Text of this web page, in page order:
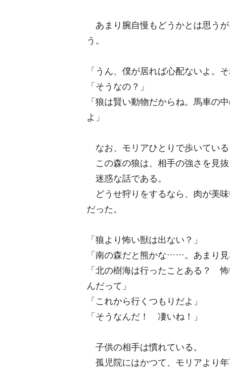
あまり腕自慢もどうかとは思う
う。
「うん、僕が居れば心配ないよ。
「そうなの？」
「狼は賢い動物だからね。馬車の
よ」
なお、モリアひとりで歩いている
この森の狼は、相手の強さを見抜
迷惑な話である。
どうせ狩りをするなら、肉が美
だった。
「狼より怖い獣は出ない？」
「南の森だと熊かな……。あまり見
「北の樹海は行ったことある？
んだって」
「これから行くつもりだよ」
「そうなんだ！ 凄いね！」
子供の相手は慣れている。
孤児院にはかつて、モリアより年